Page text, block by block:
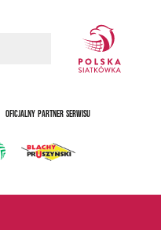
OFICJALNY PARTNER SERWISU